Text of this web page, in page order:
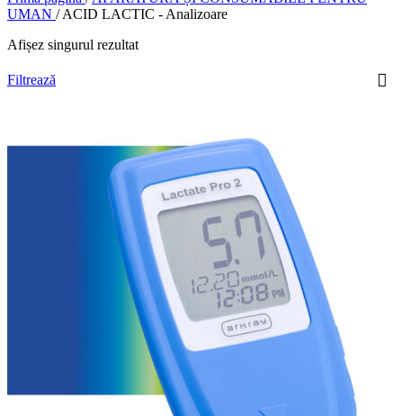
UMAN / ACID LACTIC - Analizoare
Afișez singurul rezultat
Filtrează